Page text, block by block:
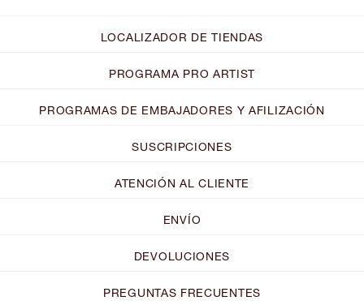
LOCALIZADOR DE TIENDAS
PROGRAMA PRO ARTIST
PROGRAMAS DE EMBAJADORES Y AFILIZACIÓN
SUSCRIPCIONES
ATENCIÓN AL CLIENTE
ENVÍO
DEVOLUCIONES
PREGUNTAS FRECUENTES